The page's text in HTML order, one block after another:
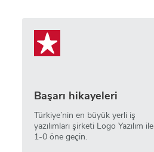
Başarı hikayeleri
Türkiye’nin en büyük yerli iş
yazılımları şirketi Logo Yazılım ile
1-0 öne geçin.